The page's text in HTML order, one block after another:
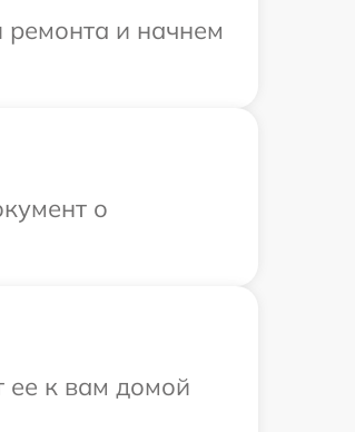
ремонта и начнем
о
ее к вам домой